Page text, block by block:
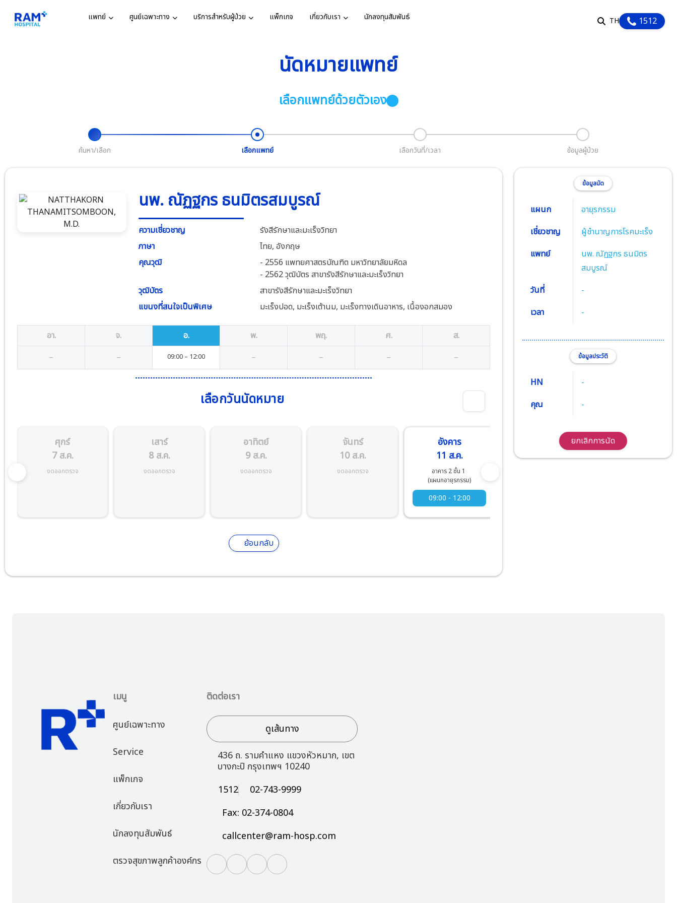
แพทย์ ศูนย์เฉพาะทาง บริการสำหรับผู้ป่วย แพ็กเกจ เกี่ยวกับเรา นักลงทุนสัมพันธ์
TH
1512
ประสาท
ศูนย์ผ่าตัดส่องกล้อง หู คอ
จมูก
ดูเพิ่มเติม
บริการอื่นๆ
ข่าวสารและกิจกรรม
เสียงจากผู้รับบริการ
วารสาร
บทความสุขภาพ
ตรวจสุขภาพลูกค้าองค์กร
ประกัน
นโยบายคุ้มครองข้อมูลส่วน
ติดต่อเรา
สมัครงาน
ตรวจสุขภาพ โรคมะเร็ง
นัดหมายแพทย์
เลือกแพทย์ด้วยตัวเอง
ค้นหา/เลือก เลือกแพทย์ เลือกวันที่/เวลา ข้อมูลผู้ป่วย
นพ. ณัฏฐกร ธนมิตรสมบูรณ์
ความเชี่ยวชาญ
รังสีรักษาและมะเร็งวิทยา
ภาษา
ไทย, อังกฤษ
คุณวุฒิ
- 2556 แพทยศาสตรบัณฑิต มหาวิทยาลัยมหิดล
- 2562 วุฒิบัตร สาขารังสีรักษาและมะเร็งวิทยา
วุฒิบัตร
สาขารังสีรักษาและมะเร็งวิทยา
แขนงที่สนใจเป็นพิเศษ
มะเร็งปอด, มะเร็งเต้านม, มะเร็งทางเดินอาหาร, เนื้องอกสมอง
อา. จ. อ. พ. พฤ. ศ.
ส.
–
– 09:00 – 12:00 – – – –
เลือกวันนัดหมาย
ศุกร์
7 ส.ค.
งดออกตรวจ
เสาร์
8 ส.ค.
งดออกตรวจ
อาทิตย์
9 ส.ค.
งดออกตรวจ
จันทร์
10 ส.ค.
งดออกตรวจ
อังคาร
11 ส.ค.
อาคาร 2 ชั้น 1
(แผนกอายุรกรรม)
09:00 - 12:00
12 ส.ค.
13 ส.ค.
ย้อนกลับ
ข้อมูลนัด
แผนก
อายุรกรรม
เชี่ยวชาญ
ผู้ชำนาญการโรคมะเร็ง
แพทย์
นพ. ณัฏฐกร ธนมิตร
สมบูรณ์
วันที่
-
เวลา
-
ข้อมูลประวัติ
HN
-
คุณ
-
ยกเลิกการนัด
เมนู
ศูนย์เฉพาะทาง
Service
แพ็กเกจ
เกี่ยวกับเรา
นักลงทุนสัมพันธ์
ตรวจสุขภาพลูกค้าองค์กร
ติดต่อเรา
ดูเส้นทาง
436 ถ. รามคำแหง แขวงหัวหมาก, เขต
บางกะปิ กรุงเทพฯ 10240
1512
02-743-9999
Fax: 02-374-0804
callcenter@ram-hosp.com